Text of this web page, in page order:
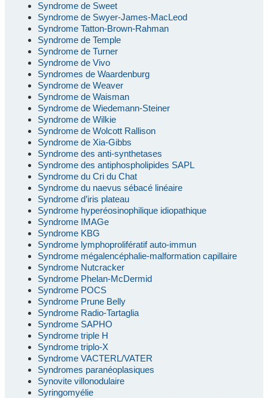
Syndrome de Sweet
Syndrome de Swyer-James-MacLeod
Syndrome Tatton-Brown-Rahman
Syndrome de Temple
Syndrome de Turner
Syndrome de Vivo
Syndromes de Waardenburg
Syndrome de Weaver
Syndrome de Waisman
Syndrome de Wiedemann-Steiner
Syndrome de Wilkie
Syndrome de Wolcott Rallison
Syndrome de Xia-Gibbs
Syndrome des anti-synthetases
Syndrome des antiphospholipides SAPL
Syndrome du Cri du Chat
Syndrome du naevus sébacé linéaire
Syndrome d’iris plateau
Syndrome hyperéosinophilique idiopathique
Syndrome IMAGe
Syndrome KBG
Syndrome lymphoprolifératif auto-immun
Syndrome mégalencéphalie-malformation capillaire
Syndrome Nutcracker
Syndrome Phelan-McDermid
Syndrome POCS
Syndrome Prune Belly
Syndrome Radio-Tartaglia
Syndrome SAPHO
Syndrome triple H
Syndrome triplo-X
Syndrome VACTERL/VATER
Syndromes paranéoplasiques
Synovite villonodulaire
Syringomyélie